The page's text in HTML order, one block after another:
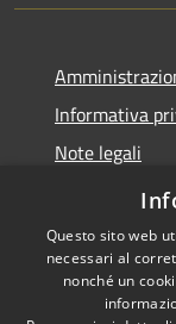
Informativa
Note legali
Dichiarazione
Questo sito web
necessari al
nonché un